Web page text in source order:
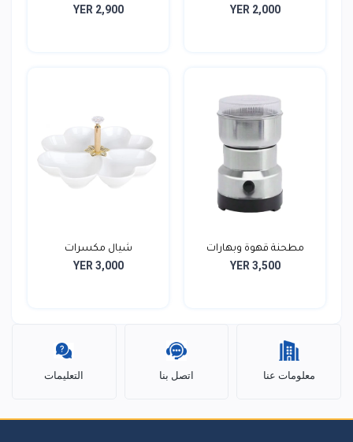
YER 2,000
YER 2,900
مطحنة قهوة وبهارات
كهرب...
YER 3,500
شيال مكسرات
YER 3,000
معلومات عنا اتصل بنا التعليمات